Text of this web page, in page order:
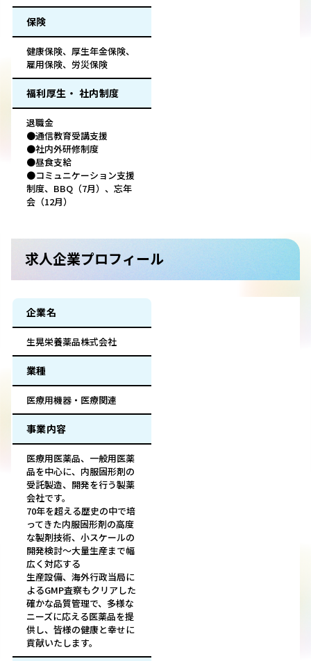
保険
健康保険、厚生年金保険、
雇用保険、労災保険
福利厚生・ 社内制度
退職金
●通信教育受講支援
●社内外研修制度
●昼食支給
●コミュニケーション支援
制度、BBQ（7月）、忘年
会（12月）
求人企業プロフィール
企業名
生晃栄養薬品株式会社
業種
医療用機器・医療関連
事業内容
医療用医薬品、一般用医薬
品を中心に、内服固形剤の
受託製造、開発を行う製薬
会社です。
70年を超える歴史の中で培
ってきた内服固形剤の高度
な製剤技術、小スケールの
開発検討〜大量生産まで幅
広く対応する
生産設備、海外行政当局に
よるGMP査察もクリアした
確かな品質管理で、多様な
ニーズに応える医薬品を提
供し、皆様の健康と幸せに
貢献いたします。